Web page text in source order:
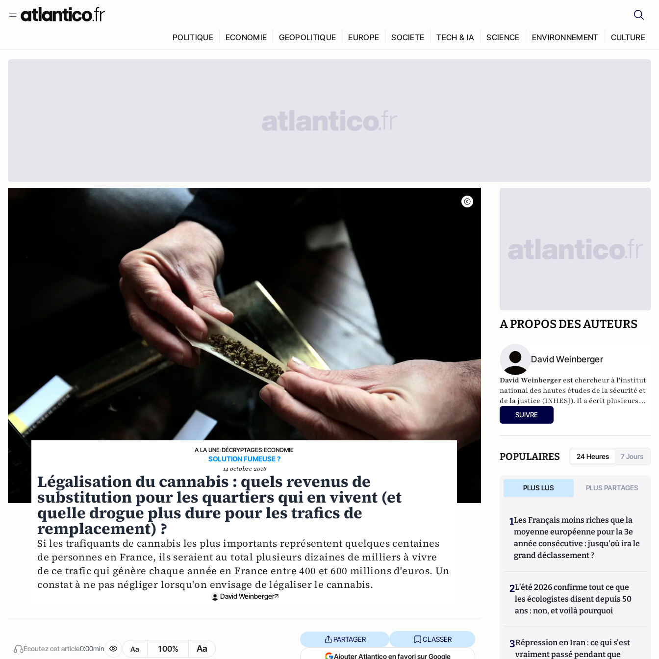
POLITIQUE ECONOMIE GEOPOLITIQUE EUROPE SOCIETE TECH & IA SCIENCE ENVIRONNEMENT CULTURE
A LA UNE›DÉCRYPTAGES›ECONOMIE
SOLUTION FUMEUSE ?
14 octobre 2016
Légalisation du cannabis : quels revenus de
substitution pour les quartiers qui en vivent (et
quelle drogue plus dure pour les trafics de
remplacement) ?
Si les trafiquants de cannabis les plus importants représentent quelques centaines
de personnes en France, ils seraient au total plusieurs dizaines de milliers à vivre
de ce trafic qui génère chaque année en France entre 400 et 600 millions d'euros. Un
constat à ne pas négliger lorsqu'on envisage de légaliser le cannabis.
David Weinberger
Écoutez cet article0:00min Aa 100% Aa
PARTAGER CLASSER
Ajouter Atlantico en favori sur Google
A PROPOS DES AUTEURS
David Weinberger
David Weinberger est chercheur à l'institut
national des hautes études de la sécurité et
de la justice (INHESJ). Il a écrit plusieurs
articles sur le sujet dont "
et cannabis : Indoor en Europe : maintenant
SUIVRE
POPULAIRES 24 Heures 7 Jours
PLUS LUS PLUS PARTAGES
1Les Français moins riches que la
moyenne européenne pour la 3e
année consécutive : jusqu'où ira le
grand déclassement ?
2L’été 2026 confirme tout ce que
les écologistes disent depuis 50
ans : non, et voilà pourquoi
3Répression en Iran : ce qui s'est
vraiment passé pendant que